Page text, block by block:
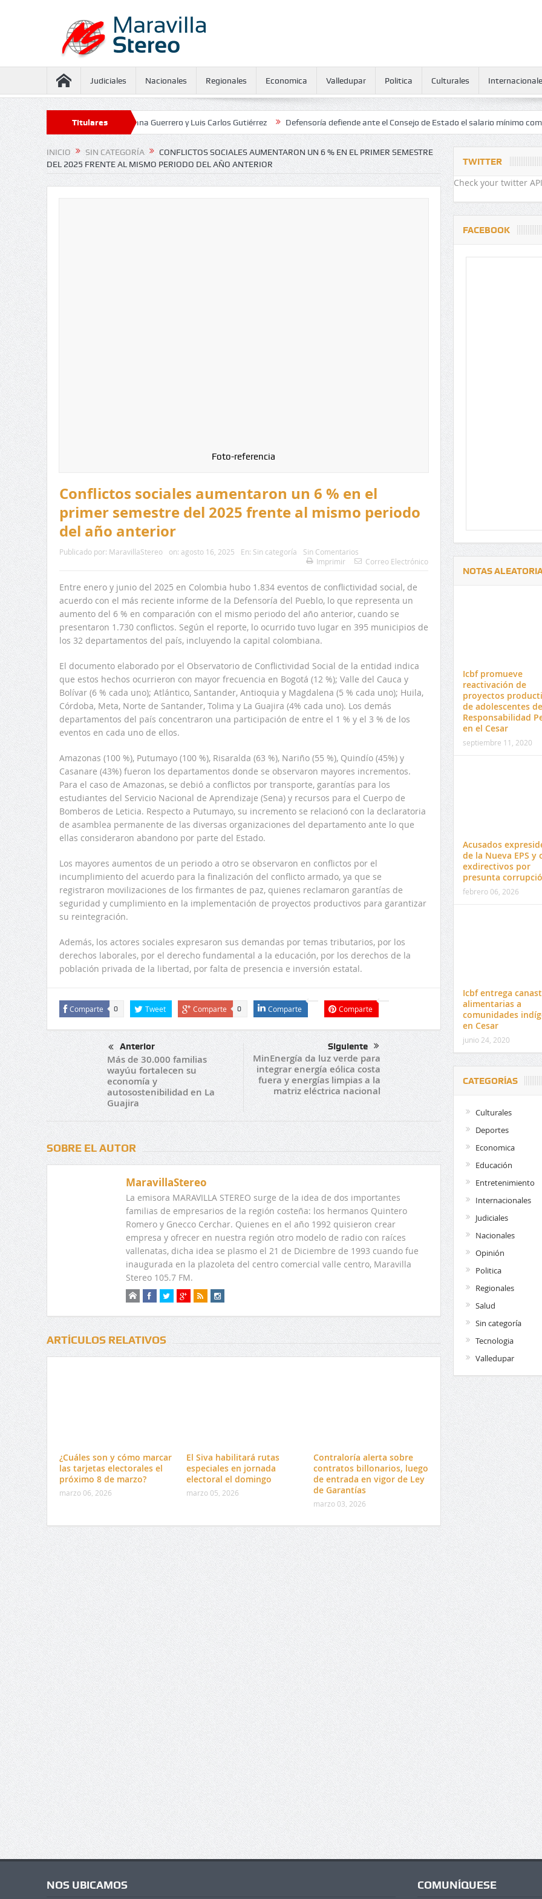
Judiciales Nacionales Regionales Economica Valledupar Politica Culturales
Titulares
contra Juliana Guerrero y Luis Carlos Gutiérrez Defensoría defiende ante el Consejo de Estado el salario mínimo como derecho
INICIO SIN CATEGORÍA
CONFLICTOS SOCIALES AUMENTARON UN 6 % EN EL PRIMER SEMESTRE
DEL 2025 FRENTE AL MISMO PERIODO DEL AÑO ANTERIOR
Foto-referencia
Conflictos sociales aumentaron un 6 % en el
primer semestre del 2025 frente al mismo periodo
del año anterior
Publicado por: MaravillaStereo on: agosto 16, 2025 En: Sin categoría
Sin Comentarios
Imprimir
Correo Electrónico
Entre enero y junio del 2025 en Colombia hubo 1.834 eventos de conflictividad social, de
acuerdo con el más reciente informe de la Defensoría del Pueblo, lo que representa un
aumento del 6 % en comparación con el mismo periodo del año anterior, cuando se
presentaron 1.730 conflictos. Según el reporte, lo ocurrido tuvo lugar en 395 municipios de
los 32 departamentos del país, incluyendo la capital colombiana.
El documento elaborado por el Observatorio de Conflictividad Social de la entidad indica
que estos hechos ocurrieron con mayor frecuencia en Bogotá (12 %); Valle del Cauca y
Bolívar (6 % cada uno); Atlántico, Santander, Antioquia y Magdalena (5 % cada uno); Huila,
Córdoba, Meta, Norte de Santander, Tolima y La Guajira (4% cada uno). Los demás
departamentos del país concentraron una participación de entre el 1 % y el 3 % de los
eventos en cada uno de ellos.
Amazonas (100 %), Putumayo (100 %), Risaralda (63 %), Nariño (55 %), Quindío (45%) y
Casanare (43%) fueron los departamentos donde se observaron mayores incrementos.
Para el caso de Amazonas, se debió a conflictos por transporte, garantías para los
estudiantes del Servicio Nacional de Aprendizaje (Sena) y recursos para el Cuerpo de
Bomberos de Leticia. Respecto a Putumayo, su incremento se relacionó con la declaratoria
de asamblea permanente de las diversas organizaciones del departamento ante lo que
ellas consideraron abandono por parte del Estado.
Los mayores aumentos de un periodo a otro se observaron en conflictos por el
incumplimiento del acuerdo para la finalización del conflicto armado, ya que se
registraron movilizaciones de los firmantes de paz, quienes reclamaron garantías de
seguridad y cumplimiento en la implementación de proyectos productivos para garantizar
su reintegración.
Además, los actores sociales expresaron sus demandas por temas tributarios, por los
derechos laborales, por el derecho fundamental a la educación, por los derechos de la
población privada de la libertad, por falta de presencia e inversión estatal.
Comparte 0 Tweet Comparte 0 Comparte Comparte
Anterior
Más de 30.000 familias
wayúu fortalecen su
economía y
autosostenibilidad en La
Guajira
Siguiente
MinEnergía da luz verde para
integrar energía eólica costa
fuera y energías limpias a la
matriz eléctrica nacional
SOBRE EL AUTOR
MaravillaStereo
La emisora MARAVILLA STEREO surge de la idea de dos importantes
familias de empresarios de la región costeña: los hermanos Quintero
Romero y Gnecco Cerchar. Quienes en el año 1992 quisieron crear
empresa y ofrecer en nuestra región otro modelo de radio con raíces
vallenatas, dicha idea se plasmo el 21 de Diciembre de 1993 cuando fue
inaugurada en la plazoleta del centro comercial valle centro, Maravilla
Stereo 105.7 FM.
ARTÍCULOS RELATIVOS
¿Cuáles son y cómo marcar
las tarjetas electorales el
próximo 8 de marzo?
marzo 06, 2026
El Siva habilitará rutas
especiales en jornada
electoral el domingo
marzo 05, 2026
Contraloría alerta sobre
contratos billonarios, luego
de entrada en vigor de Ley
de Garantías
marzo 03, 2026
TWITTER
Check your twitter
FACEBOOK
NOTAS
Icbf promueve
reactivación de
proyectos
de adolescentes de
Responsabilidad
en el Cesar
septiembre 11, 2020
Acusados
de la Nueva EPS y
exdirectivos por
presunta
febrero 06, 2026
Icbf entrega
alimentarias a
comunidades
en Cesar
junio 24, 2020
CATEGORÍAS
Culturales
Deportes
Economica
Educación
Entretenimiento
Internacionales
Judiciales
Nacionales
Opinión
Politica
Regionales
Salud
Sin categoría
Tecnologia
Valledupar
Departamental del Cesar
El 17 de enero vence
venta de pines para
preuniversitario de la
NOS UBICAMOS COMUNÍQUESE